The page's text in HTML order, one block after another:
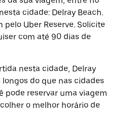
cidade: Delray Beach.
Uber Reserve. Solicite
com até 90 dias de
nesta cidade, Delray
do que nas cidades
pode reservar uma viagem
o melhor horário de